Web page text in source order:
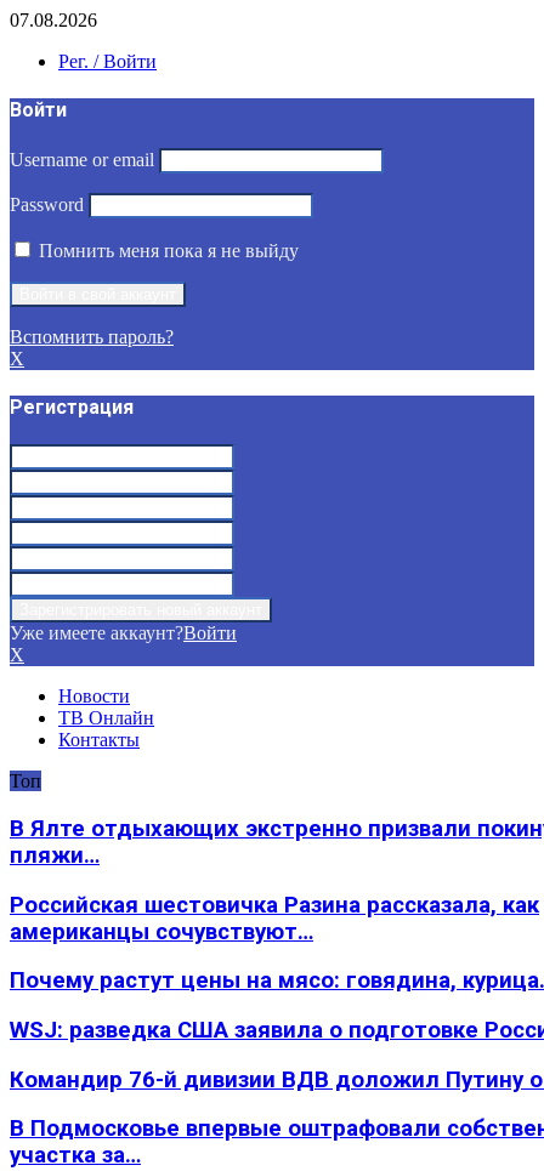
07.08.2026
Рег. / Войти
Войти
Username or email
Password
Помнить меня пока я не выйду
Вспомнить пароль?
X
Регистрация
Уже имеете аккаунт?Войти
X
Новости
ТВ Онлайн
Контакты
Топ
В Ялте отдыхающих экстренно призвали
пляжи…
Российская шестовичка Разина рассказала, как
американцы сочувствуют…
Почему растут цены на мясо: говядина,
WSJ: разведка США заявила о подготовке
Командир 76-й дивизии ВДВ доложил Путину
В Подмосковье впервые оштрафовали
участка за…